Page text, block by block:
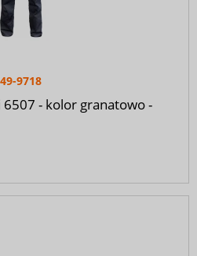
9718
- kolor granatowo -